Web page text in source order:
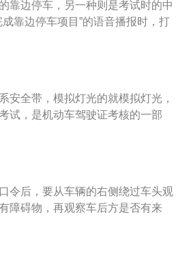
3秒以上。4、四抬：左脚缓慢抬离
轻加油门完成起步。
靠边停车，另一种则是考试时的中
靠边停车项目”的语音播报时，打
后方有没有来车；2.确认右后方没
几道。但如果已经是最右侧车道，
车点，减速挂入1档，尽量不要选择
视镜中观察车轮和道路边线的距
回正方向，并左打一点方向，使车
，回空挡并拉上手刹即可。中途
速，然后将离合和刹车踩到底；2.
然后保持踩紧刹车和离合，等重新
回空挡，并挂上手刹，这样就可
安全带，模拟灯光的就模拟灯光，
试，是机动车驾驶证考核的一部
全文明驾驶常识考试科目的简称。
弯、路口右转弯、通过人行横道
超车、掉头、夜间行驶。
令后，要从车辆的右侧绕过车头观
障碍物，再观察车后方是否有来
目三的定义：又称道路安全驾驶考
型道路驾驶技能考试内容不同。科